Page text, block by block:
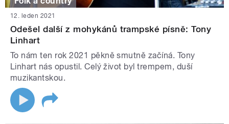
12. leden 2021
Odešel další z mohykánů trampské písně: Tony
Linhart
To nám ten rok 2021 pěkně smutně začíná. Tony
Linhart nás opustil. Celý život byl trempem, duší
muzikantskou.